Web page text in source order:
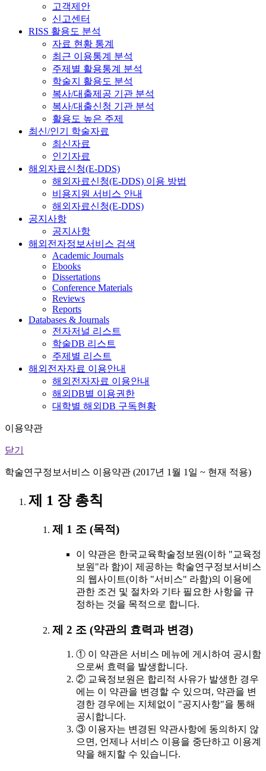
고객제안
신고센터
RISS 활용도 분석
자료 현황 통계
최근 이용통계 분석
주제별 활용통계 분석
학술지 활용도 분석
복사/대출제공 기관 분석
복사/대출신청 기관 분석
활용도 높은 주제
최신/인기 학술자료
최신자료
인기자료
해외자료신청(E-DDS)
해외자료신청(E-DDS) 이용 방법
비용지원 서비스 안내
해외자료신청(E-DDS)
공지사항
공지사항
해외전자정보서비스 검색
Academic Journals
Ebooks
Dissertations
Conference Materials
Reviews
Reports
Databases & Journals
전자저널 리스트
학술DB 리스트
주제별 리스트
해외전자자료 이용안내
해외전자자료 이용안내
해외DB별 이용권한
대학별 해외DB 구독현황
이용약관
닫기
학술연구정보서비스 이용약관 (2017년 1월 1일 ~ 현재 적용)
제 1 장 총칙
제 1 조 (목적)
이 약관은 한국교육학술정보원(이하 "교육정
보원"라 함)이 제공하는 학술연구정보서비스
의 웹사이트(이하 "서비스" 라함)의 이용에
관한 조건 및 절차와 기타 필요한 사항을 규
정하는 것을 목적으로 합니다.
제 2 조 (약관의 효력과 변경)
① 이 약관은 서비스 메뉴에 게시하여 공시함
으로써 효력을 발생합니다.
② 교육정보원은 합리적 사유가 발생한 경우
에는 이 약관을 변경할 수 있으며, 약관을 변
경한 경우에는 지체없이 "공지사항"을 통해
공시합니다.
③ 이용자는 변경된 약관사항에 동의하지 않
으면, 언제나 서비스 이용을 중단하고 이용계
약을 해지할 수 있습니다.